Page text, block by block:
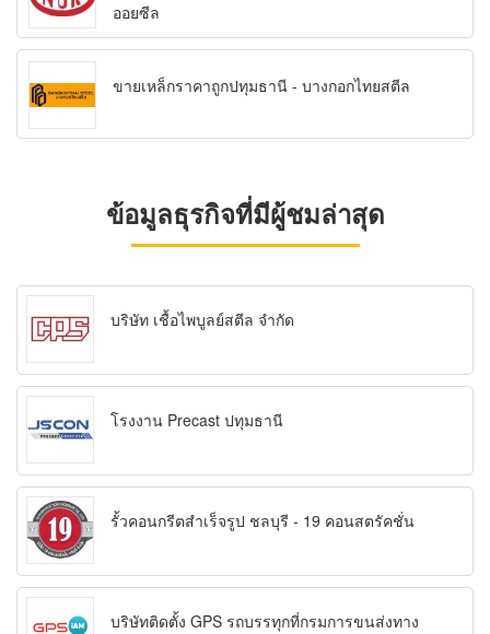
ออยซีล
ขายเหล็กราคาถูกปทุมธานี - บางกอกไทยสตีล
ข้อมูลธุรกิจที่มีผู้ชมล่าสุด
บริษัท เชื้อไพบูลย์สตีล จำกัด
โรงงาน Precast ปทุมธานี
รั้วคอนกรีตสำเร็จรูป ชลบุรี - 19 คอนสตรัคชั่น
บริษัทติดตั้ง GPS รถบรรทุกที่กรมการขนส่งทาง